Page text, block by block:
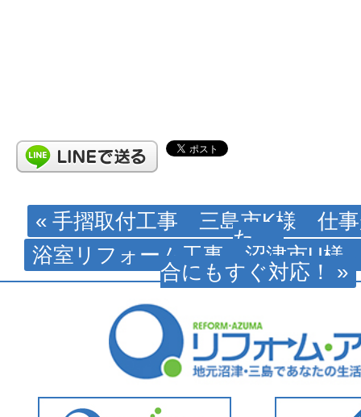
« 手摺取付工事 三島市K様 仕事
た。
浴室リフォーム工事 沼津市U様
合にもすぐ対応！ »